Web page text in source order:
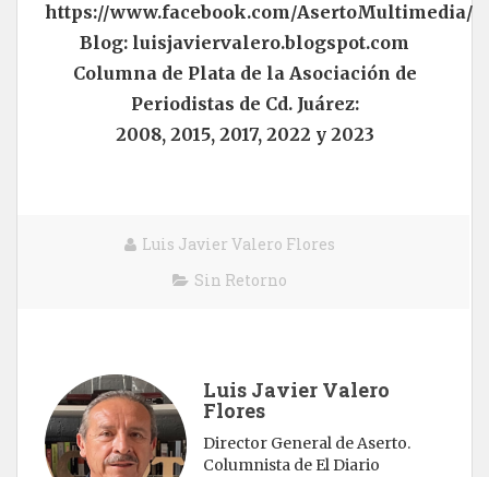
https://www.facebook.com/AsertoMultimedia/
Blog: luisjaviervalero.blogspot.com
Columna de Plata de la Asociación de
Periodistas de Cd. Juárez:
2008, 2015, 2017, 2022 y 2023
Luis Javier Valero Flores
Sin Retorno
Luis Javier Valero
Flores
Director General de Aserto.
Columnista de El Diario